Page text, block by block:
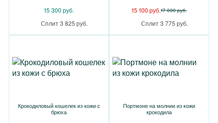
15 300 руб.
Сплит 3 825 руб.
15 100 руб.17 000 руб.
Сплит 3 775 руб.
Крокодиловый кошелек из кожи с
брюха
Портмоне на молнии из кожи
крокодила